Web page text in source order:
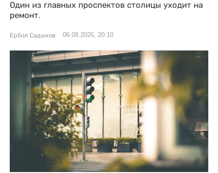
Один из главных проспектов столицы уходит на
ремонт.
Ербол Садыков 06.08.2026, 20:10